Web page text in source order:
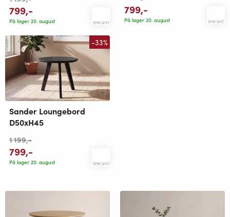
799,-
På lager 20. august
799,-
På lager 20. august
-33%
Sander Loungebord
D50xH45
1 199,-
799,-
På lager 20. august